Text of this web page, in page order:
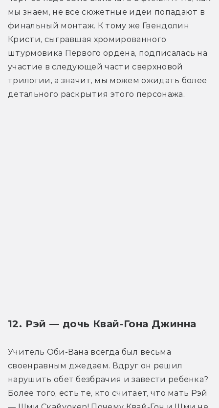
мы знаем, не все сюжетные идеи попадают в
финальный монтаж. К тому же Гвендолин
Кристи, сыгравшая хромированного
штурмовика Первого ордена, подписалась на
участие в следующей части сверхновой
трилогии, а значит, мы можем ожидать более
детального раскрытия этого персонажа.
12. Рэй — дочь Квай-Гона Джинна
Учитель Оби-Вана всегда был весьма
своенравным джедаем. Вдруг он решил
нарушить обет безбрачия и завести ребенка?
Более того, есть те, кто считает, что мать Рэй